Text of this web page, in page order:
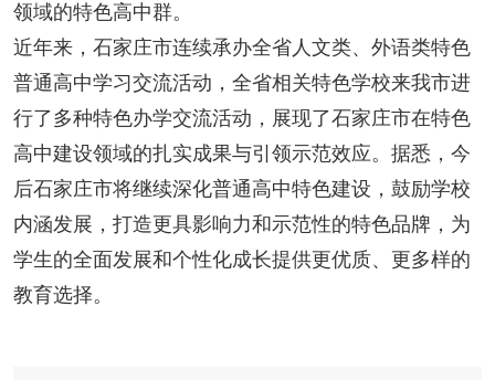
领域的特色高中群。
近年来，石家庄市连续承办全省人文类、外语类特色
普通高中学习交流活动，全省相关特色学校来我市进
行了多种特色办学交流活动，展现了石家庄市在特色
高中建设领域的扎实成果与引领示范效应。据悉，今
后石家庄市将继续深化普通高中特色建设，鼓励学校
内涵发展，打造更具影响力和示范性的特色品牌，为
学生的全面发展和个性化成长提供更优质、更多样的
教育选择。